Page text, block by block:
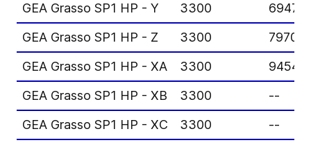
GEA Grasso SP1 HP - Y
3300
6947
GEA Grasso SP1 HP - Z
3300
7970
GEA Grasso SP1 HP - XA
3300
9454
GEA Grasso SP1 HP - XB
3300
--
GEA Grasso SP1 HP - XC
3300 --